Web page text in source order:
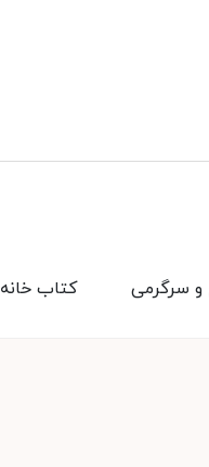
کتاب خانه و سرگرمی